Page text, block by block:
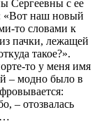
Сергеевны с ее
«Вот наш новый
то словами к
пачки, лежащей
такое?».
то у меня имя
– модно было в
– отозвалась